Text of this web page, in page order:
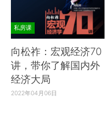
私房课
向松祚：宏观经济70
讲，带你了解国内外
经济大局
2022年04月06日